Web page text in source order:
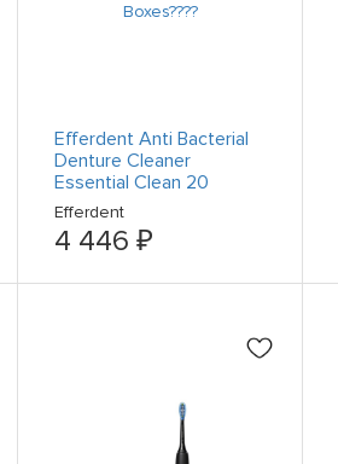
Efferdent Anti Bacterial
Denture Cleaner
Essential Clean 20
Tablets ????3 Boxes????
Efferdent
4 446 ₽